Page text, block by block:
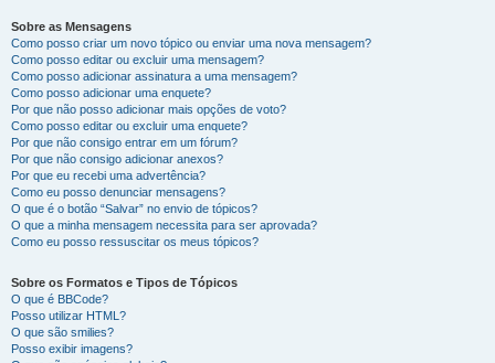
Sobre as Mensagens
Como posso criar um novo tópico ou enviar uma nova mensagem?
Como posso editar ou excluir uma mensagem?
Como posso adicionar assinatura a uma mensagem?
Como posso adicionar uma enquete?
Por que não posso adicionar mais opções de voto?
Como posso editar ou excluir uma enquete?
Por que não consigo entrar em um fórum?
Por que não consigo adicionar anexos?
Por que eu recebi uma advertência?
Como eu posso denunciar mensagens?
O que é o botão “Salvar” no envio de tópicos?
O que a minha mensagem necessita para ser aprovada?
Como eu posso ressuscitar os meus tópicos?
Sobre os Formatos e Tipos de Tópicos
O que é BBCode?
Posso utilizar HTML?
O que são smilies?
Posso exibir imagens?